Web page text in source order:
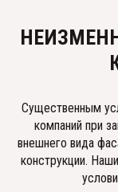
Существенным
компаний при
внешнего вида
конструкции.